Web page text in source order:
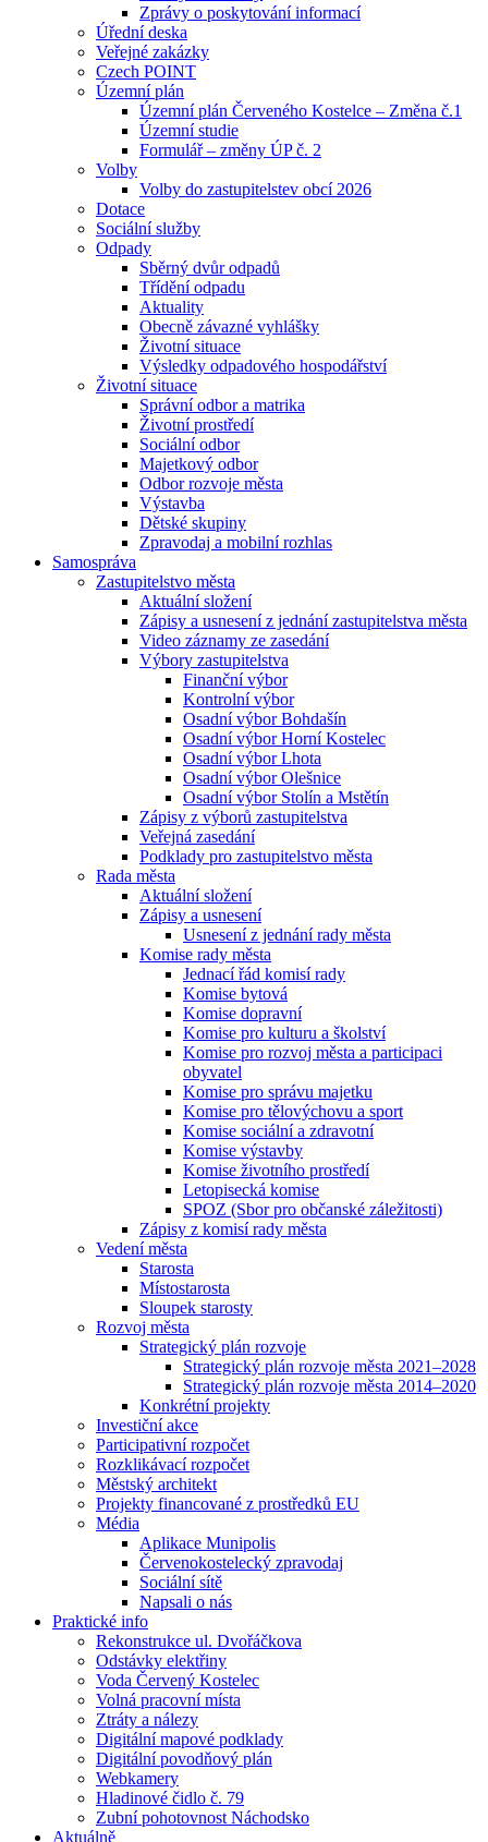
Zprávy o poskytování informací
Úřední deska
Veřejné zakázky
Czech POINT
Územní plán
Územní plán Červeného Kostelce – Změna č.1
Územní studie
Formulář – změny ÚP č. 2
Volby
Volby do zastupitelstev obcí 2026
Dotace
Sociální služby
Odpady
Sběrný dvůr odpadů
Třídění odpadu
Aktuality
Obecně závazné vyhlášky
Životní situace
Výsledky odpadového hospodářství
Životní situace
Správní odbor a matrika
Životní prostředí
Sociální odbor
Majetkový odbor
Odbor rozvoje města
Výstavba
Dětské skupiny
Zpravodaj a mobilní rozhlas
Samospráva
Zastupitelstvo města
Aktuální složení
Zápisy a usnesení z jednání zastupitelstva města
Video záznamy ze zasedání
Výbory zastupitelstva
Finanční výbor
Kontrolní výbor
Osadní výbor Bohdašín
Osadní výbor Horní Kostelec
Osadní výbor Lhota
Osadní výbor Olešnice
Osadní výbor Stolín a Mstětín
Zápisy z výborů zastupitelstva
Veřejná zasedání
Podklady pro zastupitelstvo města
Rada města
Aktuální složení
Zápisy a usnesení
Usnesení z jednání rady města
Komise rady města
Jednací řád komisí rady
Komise bytová
Komise dopravní
Komise pro kulturu a školství
Komise pro rozvoj města a participaci
obyvatel
Komise pro správu majetku
Komise pro tělovýchovu a sport
Komise sociální a zdravotní
Komise výstavby
Komise životního prostředí
Letopisecká komise
SPOZ (Sbor pro občanské záležitosti)
Zápisy z komisí rady města
Vedení města
Starosta
Místostarosta
Sloupek starosty
Rozvoj města
Strategický plán rozvoje
Strategický plán rozvoje města 2021–2028
Strategický plán rozvoje města 2014–2020
Konkrétní projekty
Investiční akce
Participativní rozpočet
Rozklikávací rozpočet
Městský architekt
Projekty financované z prostředků EU
Média
Aplikace Munipolis
Červenokostelecký zpravodaj
Sociální sítě
Napsali o nás
Praktické info
Rekonstrukce ul. Dvořáčkova
Odstávky elektřiny
Voda Červený Kostelec
Volná pracovní místa
Ztráty a nálezy
Digitální mapové podklady
Digitální povodňový plán
Webkamery
Hladinové čidlo č. 79
Zubní pohotovnost Náchodsko
Aktuálně